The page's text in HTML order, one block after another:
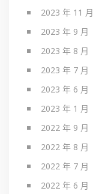
2023 年 11 月
2023 年 9 月
2023 年 8 月
2023 年 7 月
2023 年 6 月
2023 年 1 月
2022 年 9 月
2022 年 8 月
2022 年 7 月
2022 年 6 月